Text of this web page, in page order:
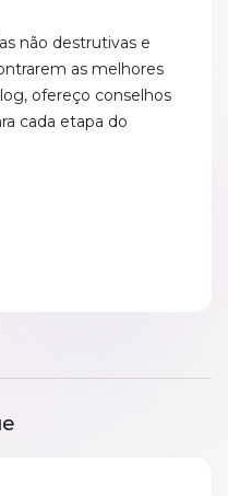
não destrutivas e
as melhores
ofereço conselhos
cada etapa do